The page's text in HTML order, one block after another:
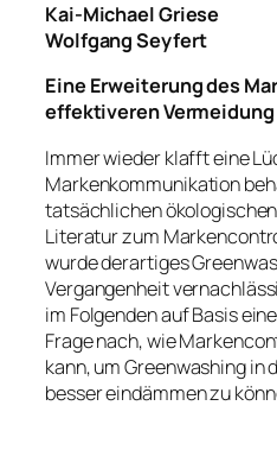
Kai-Michael Griese
Wolfgang Seyfert
Eine Erweiterung des
effektiveren
Immer wieder klafft eine
Markenkommunikation
tatsächlichen
Literatur zum
wurde derartiges
Vergangenheit
im Folgenden auf Basis
Frage nach, wie
kann, um Greenwashing in
besser eindämmen zu